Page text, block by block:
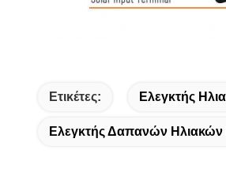
Ετικέτες: Ελεγκτής
Ελεγκτής Δαπανών Ηλιακών